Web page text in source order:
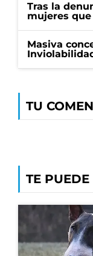
Tras la
mujeres
Masiva
TU
TE PUEDE